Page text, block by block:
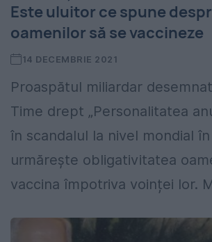
Este uluitor ce spune
oamenilor să se vaccineze
14 DECEMBRIE 2021
Proaspătul miliardar
Time drept „Personalitatea
în scandalul la nivel mondial
urmărește obligativitatea
vaccina împotriva voinței lor.